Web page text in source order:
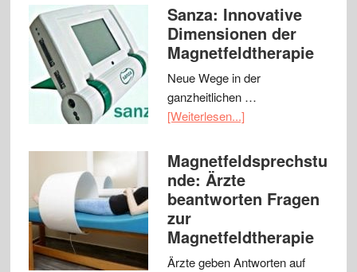
Sanza: Innovative
Dimensionen der
Magnetfeldtherapie
Neue Wege in der
ganzheitlichen …
[Weiterlesen...]
Magnetfeldsprechstu
nde: Ärzte
beantworten Fragen
zur
Magnetfeldtherapie
Ärzte geben Antworten auf